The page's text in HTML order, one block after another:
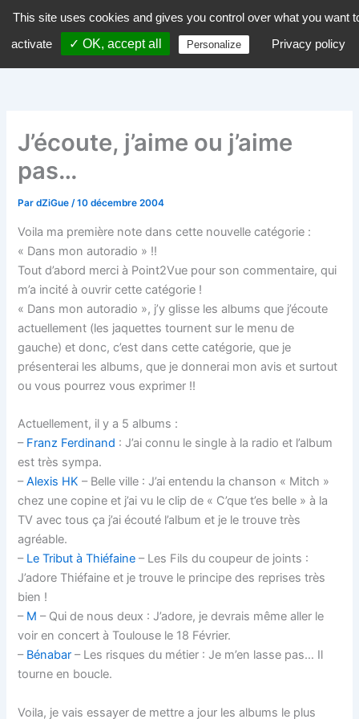
contenu
dZiGue
J’écoute, j’aime ou j’aime
pas…
PardZiGue/10 décembre 2004
Voila ma première note dans cette nouvelle catégorie :
« Dans mon autoradio » !!
Tout d’abord merci à Point2Vue pour son commentaire, qui
m’a incité à ouvrir cette catégorie !
« Dans mon autoradio », j’y glisse les albums que j’écoute
actuellement (les jaquettes tournent sur le menu de
gauche) et donc, c’est dans cette catégorie, que je
présenterai les albums, que je donnerai mon avis et surtout
ou vous pourrez vous exprimer !!
Actuellement, il y a 5 albums :
– Franz Ferdinand : J’ai connu le single à la radio et l’album
est très sympa.
–Alexis HK – Belle ville : J’ai entendu la chanson « Mitch »
chez une copine et j’ai vu le clip de « C’que t’es belle » à la
TV avec tous ça j’ai écouté l’album et je le trouve très
agréable.
– Le Tribut à Thiéfaine – Les Fils du coupeur de joints :
J’adore Thiéfaine et je trouve le principe des reprises très
bien !
– M – Qui de nous deux : J’adore, je devrais même aller le
voir en concert à Toulouse le 18 Février.
– Bénabar – Les risques du métier : Je m’en lasse pas… Il
tourne en boucle.
Voila, je vais essayer de mettre a jour les albums le plus
This site uses cookies and gives you control over what you want
activate
✓ OK, accept all Personalize Privacy policy